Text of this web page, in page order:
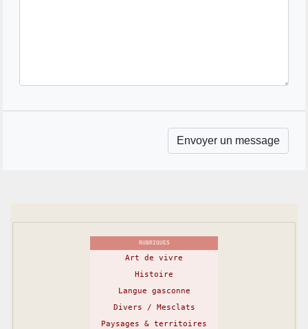
RUBRIQUES
Art de vivre
Histoire
Langue gasconne
Divers / Mesclats
Paysages & territoires